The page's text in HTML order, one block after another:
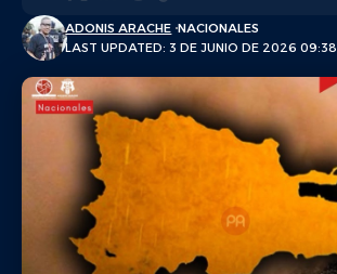
LAST UPDATED: 3 DE JUNIO DE 2026 09:38
ADONIS ARACHE NACIONALES